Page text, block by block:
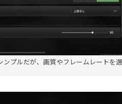
プルだが、画質やフレームレートを